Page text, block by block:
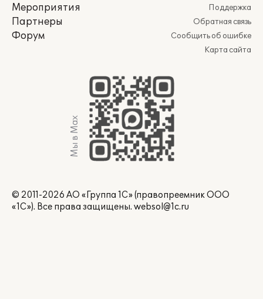
Мероприятия
Партнеры
Форум
Поддержка
Обратная связь
Сообщить об ошибке
Карта сайта
Мы в Max
© 2011-2026 АО «Группа 1С» (правопреемник ООО
«1С»). Все права защищены. websol@1c.ru